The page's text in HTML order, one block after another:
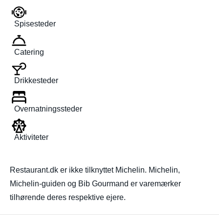
Spisesteder
Catering
Drikkesteder
Overnatningssteder
Aktiviteter
Restaurant.dk er ikke tilknyttet Michelin. Michelin,
Michelin-guiden og Bib Gourmand er varemærker
tilhørende deres respektive ejere.